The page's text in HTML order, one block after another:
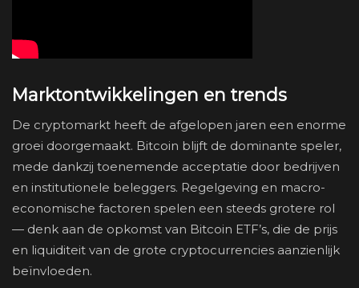
Marktontwikkelingen en trends
De cryptomarkt heeft de afgelopen jaren een enorme
groei doorgemaakt. Bitcoin blijft de dominante speler,
mede dankzij toenemende acceptatie door bedrijven
en institutionele beleggers. Regelgeving en macro-
economische factoren spelen een steeds grotere rol
— denk aan de opkomst van Bitcoin ETF’s, die de prijs
en liquiditeit van de grote cryptocurrencies aanzienlijk
beïnvloeden.